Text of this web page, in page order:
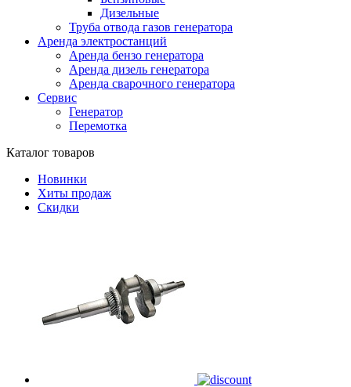
Дизельные
Труба отвода газов генератора
Аренда электростанций
Аренда бензо генератора
Аренда дизель генератора
Аренда сварочного генератора
Сервис
Генератор
Перемотка
Каталог товаров
Новинки
Хиты продаж
Скидки